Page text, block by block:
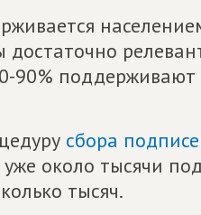
90% поддерживают
сбора
около тысячи
тысяч.